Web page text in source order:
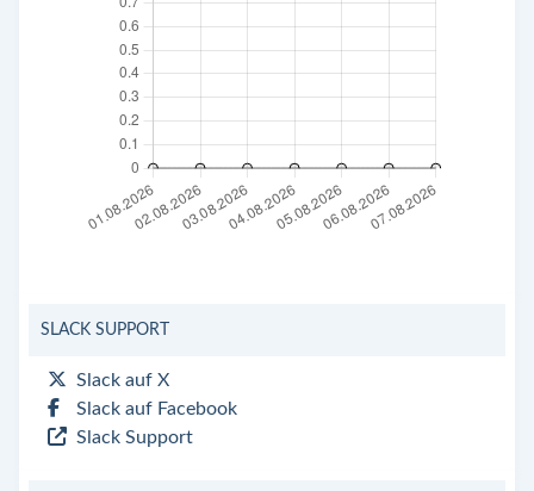
SLACK SUPPORT
Slack auf X
Slack auf Facebook
Slack Support